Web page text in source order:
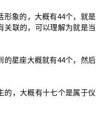
形象的，大概有44个，就是
关联的，可以理解为就是当
的星座大概就有44个，然后
的，大概有十七个是属于仪